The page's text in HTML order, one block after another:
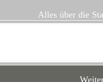
Alles über die